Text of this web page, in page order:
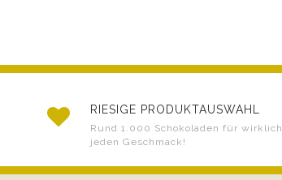
RIESIGE PRODUKTAUSWAHL
Rund 1.000 Schokoladen für wirklich
jeden Geschmack!